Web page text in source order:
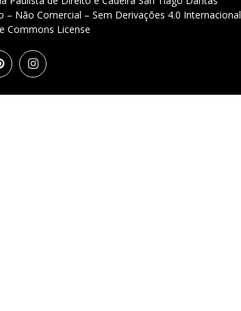
– Não Comercial – Sem Derivações 4.0 Internacional
Commons License